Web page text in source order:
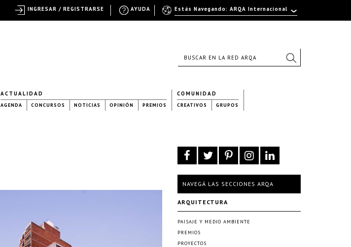
ACTUALIDAD
AGENDA CONCURSOS NOTICIAS OPINIÓN PREMIOS
COMUNIDAD
CREATIVOS GRUPOS
NAVEGÁ LAS SECCIONES ARQA
ARQUITECTURA
PAISAJE Y MEDIO AMBIENTE
PREMIOS
PROYECTOS
Estás Navegando: ARQA Internacional
AYUDA
INGRESAR / REGISTRARSE